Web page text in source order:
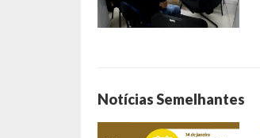
Notícias Semelhantes